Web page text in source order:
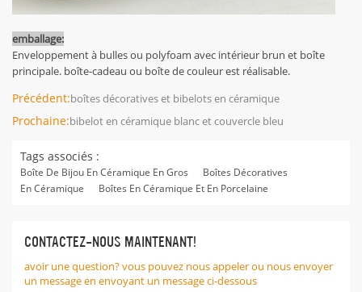
emballage:
Enveloppement à bulles ou polyfoam avec intérieur brun et boîte
principale. boîte-cadeau ou boîte de couleur est réalisable.
Précédent:boîtes décoratives et bibelots en céramique
Prochaine:bibelot en céramique blanc et couvercle bleu
Tags associés :
Boîte De Bijou En Céramique En Gros
Boîtes Décoratives
En Céramique
Boîtes En Céramique Et En Porcelaine
CONTACTEZ-NOUS MAINTENANT!
avoir une question? vous pouvez nous appeler ou nous envoyer
un message en envoyant un message ci-dessous